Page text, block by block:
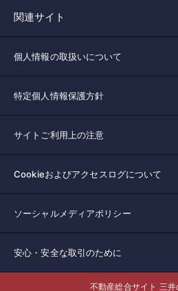
関連サイト
個人情報の取扱いについて
特定個人情報保護方針
サイトご利用上の注意
Cookieおよびアクセスログについて
ソーシャルメディアポリシー
安心・安全な取引のために
不動産総合サイト 三井